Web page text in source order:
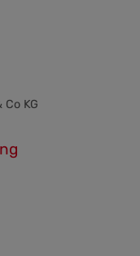
KG